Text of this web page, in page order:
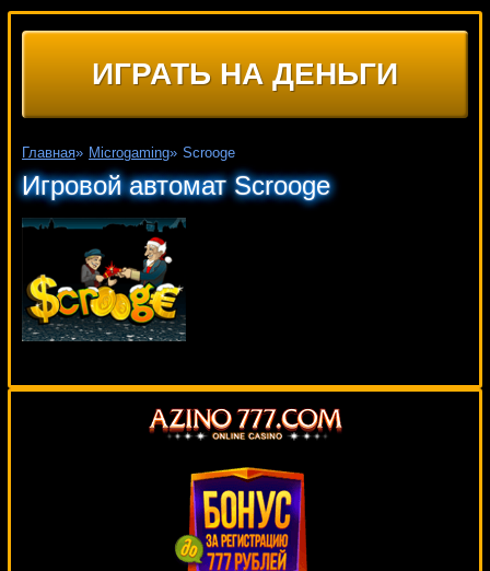
ИГРАТЬ НА ДЕНЬГИ
Главная» Microgaming» Scrooge
Игровой автомат Scrooge